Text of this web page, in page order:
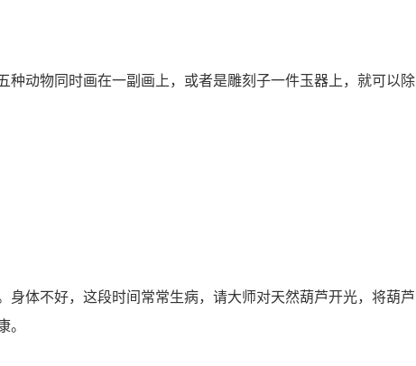
动物同时画在一副画上，或者是雕刻子一件玉器上，就可以除
体不好，这段时间常常生病，请大师对天然葫芦开光，将葫芦